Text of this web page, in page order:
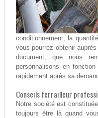
conditionnement, la
vous pourrez obtenir
document, que nous
personnalisons en
rapidement après sa
Conseils ferrailleur
Notre société est
toujours être là quand